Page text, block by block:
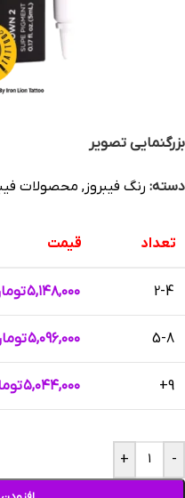
بزرگنمایی تصویر
دسته: رنگ فیبروز, محصولات
تعداد قیمت
2-4 ۵,۱۴۸,۰۰۰
5-8 ۵,۰۹۶,۰۰۰
9+ ۵,۰۴۴,۰۰۰
-
+